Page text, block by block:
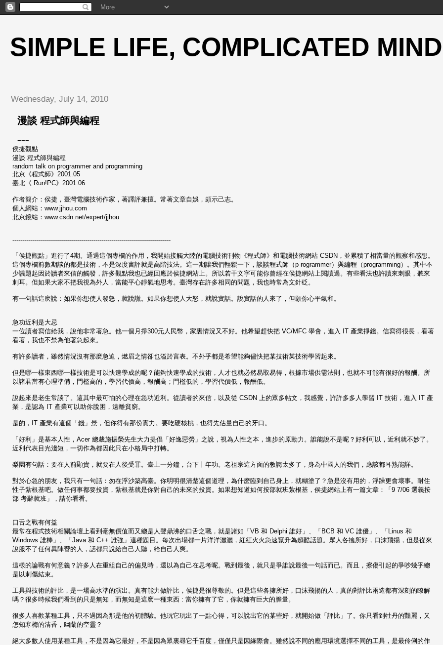
SIMPLE LIFE, COMPLICATED MIND
Wednesday, July 14, 2010
漫談 程式師與編程
===
侯捷觀點
漫談 程式師與編程
random talk on programmer and programming
北京《程式師》2001.05
臺北《 Run!PC》2001.06
作者簡介：侯捷，臺灣電腦技術作家，著譯評兼擅。常著文章自娛，頗示己志。
個人網站：www.jjhou.com
北京鏡站：www.csdn.net/expert/jjhou
--------------------------------------------------------------------------------
「侯捷觀點」進行了4期。通過這個專欄的作用，我開始接觸大陸的電腦技術刊物《程式師》和電腦技術網站 CSDN，並累積了相當量的觀察和感想。
這個專欄前數期談的都是技術，不是深度書評就是高階技法。這一期讓我們輕鬆一下，談談程式師（p rogrammer）與編程（programming）。其中不
少議題起因於讀者來信的觸發，許多觀點我也已經回應於侯捷網站上。所以若干文字可能你曾經在侯捷網站上閱讀過。有些看法也許讀來刺眼，聽來
刺耳。但如果大家不把我視為外人，當能平心靜氣地思考。臺灣存在許多相同的問題，我也時常為文針砭。
有一句話這麽說：如果你想使人發怒，就說謊。如果你想使人大怒，就說實話。說實話的人來了，但願你心平氣和。
急功近利是大忌
一位讀者寫信給我，說他非常著急。他一個月掙300元人民幣，家裏情況又不好。他希望趕快把 VC/MFC 學會，進入 IT 產業掙錢。信寫得很長，看著
看著，我也不禁為他著急起來。
有許多讀者，雖然情況沒有那麽急迫，燃眉之情卻也溢於言表。不外乎都是希望能夠儘快把某技術某技術學習起來。
但是哪一樣東西哪一樣技術是可以快速學成的呢？能夠快速學成的技術，人才也就必然易取易得，根據市場供需法則，也就不可能有很好的報酬。所
以諸君當有心理準備，門檻高的，學習代價高，報酬高；門檻低的，學習代價低，報酬低。
說起來是老生常談了。這其中最可怕的心理在急功近利。從讀者的來信，以及從 CSDN 上的眾多帖文，我感覺，許許多多人學習 IT 技術，進入 IT 產
業，是認為 IT 產業可以助你脫困，遠離貧窮。
是的，IT 產業有這個「錢」景，但你得有那份實力。要吃硬核桃，也得先估量自己的牙口。
「好利」是基本人性，Acer 總裁施振榮先生大力提倡「好逸惡勞」之說，視為人性之本，進步的原動力。誰能說不是呢？好利可以，近利就不妙了。
近利代表目光淺短，一切作為都因此只在小格局中打轉。
梨園有句話：要在人前顯貴，就要在人後受罪。臺上一分鐘，台下十年功。老祖宗這方面的教誨太多了，身為中國人的我們，應該都耳熟能詳。
對於心急的朋友，我只有一句話：勿在浮沙築高臺。你明明很清楚這個道理，為什麽臨到自己身上，就糊塗了？急是沒有用的，浮躁更會壞事。耐住
性子紮根基吧。做任何事都要投資，紮根基就是你對自己的未來的投資。如果想知道如何按部就班紮根基，侯捷網站上有一篇文章：「9 7/06 選義按
部 考辭就班」，請你看看。
口舌之戰有何益
最常在程式技術相關論壇上看到毫無價值而又總是人聲鼎沸的口舌之戰，就是諸如「VB 和 Delphi 誰好」、「BCB 和 VC 誰優」、「Linus 和
Windows 誰棒」、「Java 和 C++ 誰強」這種題目。每次出場都一片洋洋灑灑，紅紅火火急速竄升為超酷話題。眾人各擁所好，口沫飛揚，但是從來
說服不了任何異陣營的人，話都只說給自己人聽，給自己人爽。
這樣的論戰有何意義？許多人在重組自己的偏見時，還以為自己在思考呢。戰到最後，就只是爭誰說最後一句話而已。而且，擦傷引起的爭吵幾乎總
是以刺傷結束。
工具與技術的評比，是一場高水準的演出。真有能力做評比，侯捷是很尊敬的。但是這些各擁所好，口沫飛揚的人，真的對評比兩造都有深刻的瞭解
嗎？很多時候我們看到的只是無知，而無知是這麽一種東西 : 當你擁有了它，你就擁有巨大的膽量。
很多人喜歡某種工具，只不過因為那是他的初體驗。他玩它玩出了一點心得，可以說出它的某些好，就開始做「評比」了。你只看到牡丹的豔麗，又
怎知寒梅的清香，幽蘭的空靈？
絕大多數人使用某種工具，不是因為它最好，不是因為眾裏尋它千百度，僅僅只是因緣際會。雖然說不同的應用環境選擇不同的工具，是最伶俐的作